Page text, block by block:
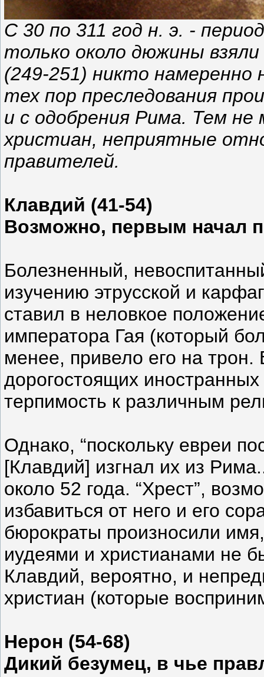
С 30 по 311 год н. э. -
только около дюжины
(249-251) никто намеренно
тех пор преследования
и с одобрения Рима. Тем не
христиан, неприятные
правителей.
Клавдий (41-54)
Возможно, первым начал
Болезненный,
изучению этрусской и
ставил в неловкое
императора Гая (который
менее, привело его на
дорогостоящих
терпимость к различным
Однако, “поскольку евреи
[Клавдий] изгнал их из
около 52 года. “Хрест”,
избавиться от него и его
бюрократы произносили
иудеями и христианами не
Клавдий, вероятно, и
христиан (которые
Нерон (54-68)
Дикий безумец, в чье